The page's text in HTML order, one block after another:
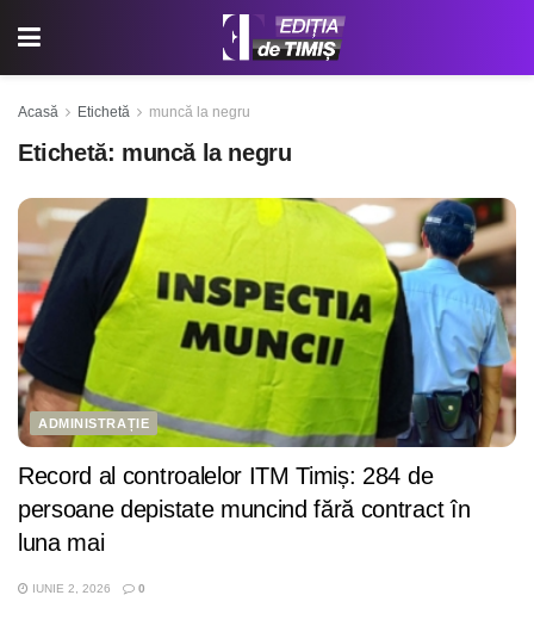
Acasă Etichetă muncă la negru
Etichetă: muncă la negru
ADMINISTRAȚIE
Record al controalelor ITM Timiș: 284 de
persoane depistate muncind fără contract în
luna mai
IUNIE 2, 2026 0